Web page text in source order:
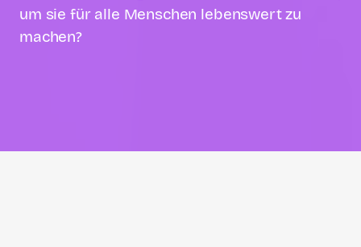
um sie für alle Menschen lebenswert zu
machen?